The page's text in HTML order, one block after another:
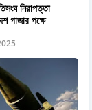
নিরাপত্তা
গাজার পক্ষে